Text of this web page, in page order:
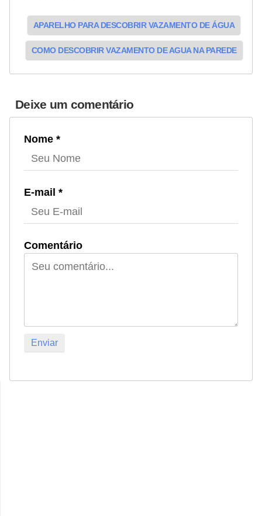
APARELHO PARA DESCOBRIR VAZAMENTO DE ÁGUA
COMO DESCOBRIR VAZAMENTO DE AGUA NA PAREDE
Deixe um comentário
Nome *
E-mail *
Comentário